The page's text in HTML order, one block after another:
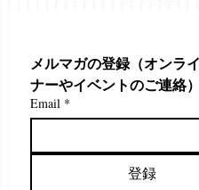
メルマガの登録（オンラ
ナーやイベントのご連絡）
Email *
登録